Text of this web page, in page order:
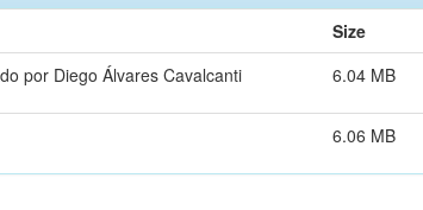
Size
por Diego Álvares Cavalcanti 6.04 MB
6.06 MB